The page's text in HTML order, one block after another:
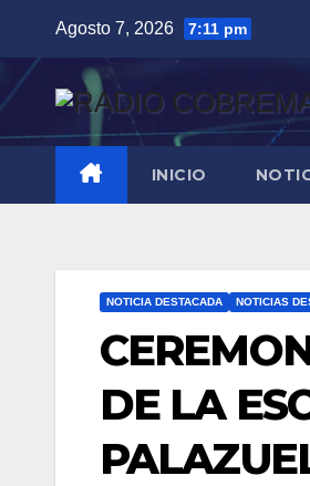
contenido
Agosto 7, 2026 7:11 pm
INICIO
NOTICIA DESTACADA NOTICIAS
DE LA